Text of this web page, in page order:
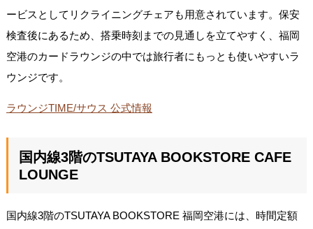
ービスとしてリクライニングチェアも用意されています。保安
検査後にあるため、搭乗時刻までの見通しを立てやすく、福岡
空港のカードラウンジの中では旅行者にもっとも使いやすいラ
ウンジです。
ラウンジTIME/サウス 公式情報
国内線3階のTSUTAYA BOOKSTORE CAFE
LOUNGE
国内線3階のTSUTAYA BOOKSTORE 福岡空港には、時間定額